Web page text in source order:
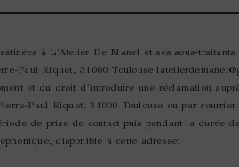
à L'Atelier De Manel et ses sous-traitants
Paul Riquet, 31000 Toulouse
et du droit d’introduire une réclamation
Paul Riquet, 31000 Toulouse ou par courrier
de prise de contact puis pendant la durée
disponible à cette adresse: